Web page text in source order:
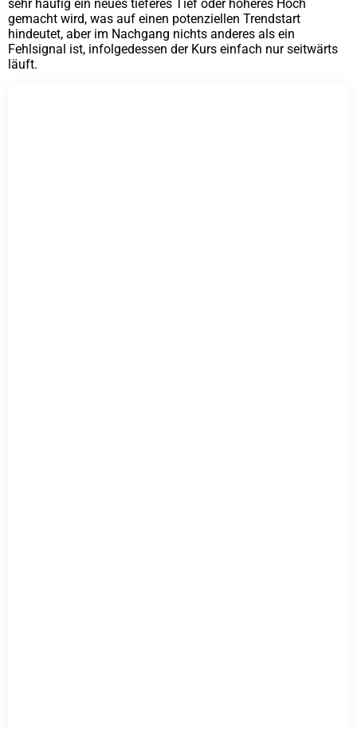
sehr häufig ein neues tieferes Tief oder höheres Hoch
gemacht wird, was auf einen potenziellen Trendstart
hindeutet, aber im Nachgang nichts anderes als ein
Fehlsignal ist, infolgedessen der Kurs einfach nur seitwärts
läuft.